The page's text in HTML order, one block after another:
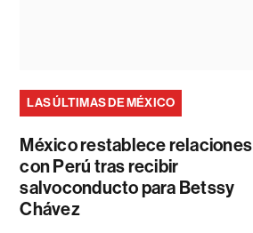
LAS ÚLTIMAS DE MÉXICO
México restablece relaciones
con Perú tras recibir
salvoconducto para Betssy
Chávez